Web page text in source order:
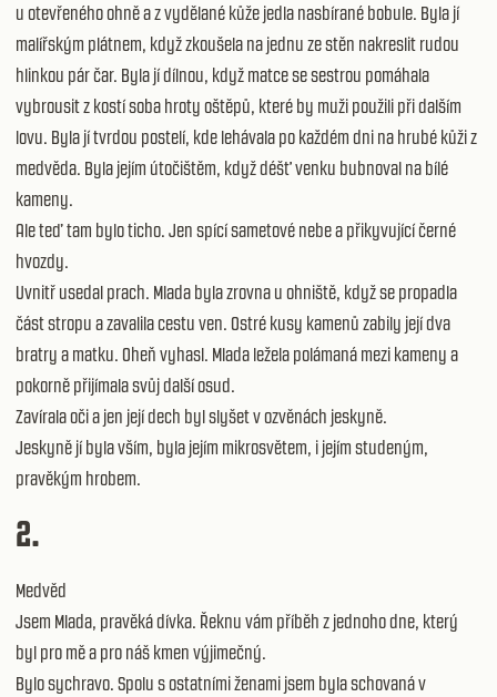
u otevřeného ohně a z vydělané kůže jedla nasbírané bobule. Byla jí
malířským plátnem, když zkoušela na jednu ze stěn nakreslit rudou
hlinkou pár čar. Byla jí dílnou, když matce se sestrou pomáhala
vybrousit z kostí soba hroty oštěpů, které by muži použili při dalším
lovu. Byla jí tvrdou postelí, kde lehávala po každém dni na hrubé kůži z
medvěda. Byla jejím útočištěm, když déšť venku bubnoval na bílé
kameny.
Ale teď tam bylo ticho. Jen spící sametové nebe a přikyvující černé
hvozdy.
Uvnitř usedal prach. Mlada byla zrovna u ohniště, když se propadla
část stropu a zavalila cestu ven. Ostré kusy kamenů zabily její dva
bratry a matku. Oheň vyhasl. Mlada ležela polámaná mezi kameny a
pokorně přijímala svůj další osud.
Zavírala oči a jen její dech byl slyšet v ozvěnách jeskyně.
Jeskyně jí byla vším, byla jejím mikrosvětem, i jejím studeným,
pravěkým hrobem.
2.
Medvěd
Jsem Mlada, pravěká dívka. Řeknu vám příběh z jednoho dne, který
byl pro mě a pro náš kmen výjimečný.
Bylo sychravo. Spolu s ostatními ženami jsem byla schovaná v